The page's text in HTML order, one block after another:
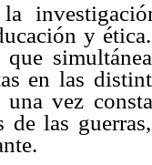
y
en las
una vez
de las